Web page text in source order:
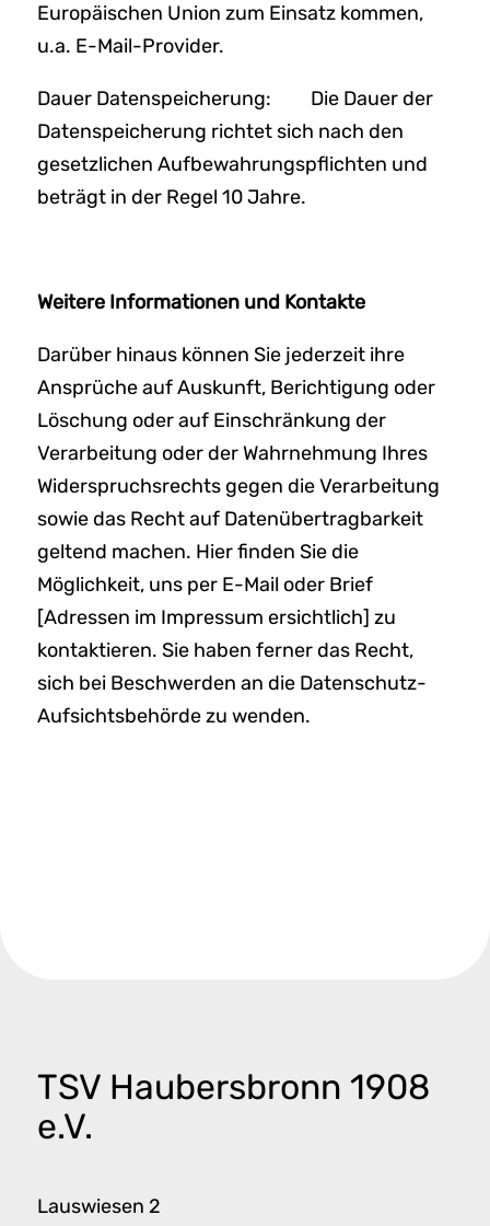
Europäischen Union zum Einsatz kommen,
u.a. E-Mail-Provider.
Dauer Datenspeicherung: Die Dauer der
Datenspeicherung richtet sich nach den
gesetzlichen Aufbewahrungspflichten und
beträgt in der Regel 10 Jahre.
Weitere Informationen und Kontakte
Darüber hinaus können Sie jederzeit ihre
Ansprüche auf Auskunft, Berichtigung oder
Löschung oder auf Einschränkung der
Verarbeitung oder der Wahrnehmung Ihres
Widerspruchsrechts gegen die Verarbeitung
sowie das Recht auf Datenübertragbarkeit
geltend machen. Hier finden Sie die
Möglichkeit, uns per E-Mail oder Brief
[Adressen im Impressum ersichtlich] zu
kontaktieren. Sie haben ferner das Recht,
sich bei Beschwerden an die Datenschutz-
Aufsichtsbehörde zu wenden.
TSV Haubersbronn 1908
e.V.
Lauswiesen 2